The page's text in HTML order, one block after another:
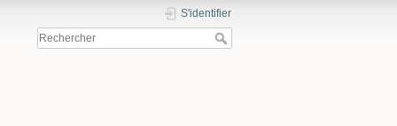
S'identifier